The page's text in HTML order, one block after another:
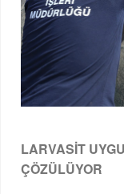
LARVASİT
ÇÖZÜLÜYOR